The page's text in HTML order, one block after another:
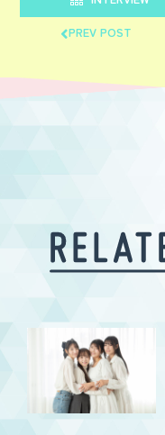
PREV POST